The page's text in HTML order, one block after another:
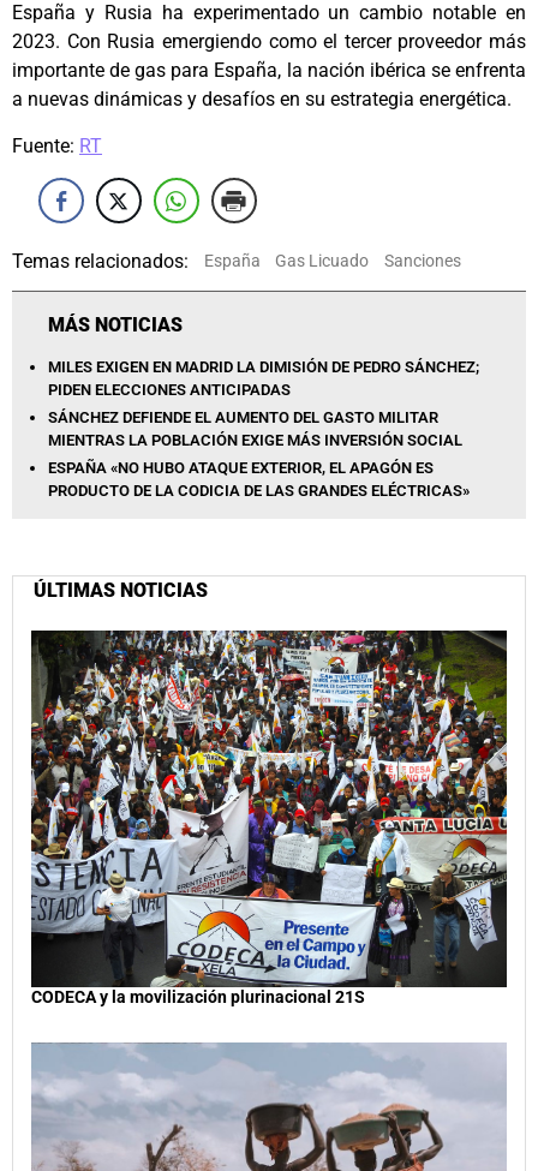
España y Rusia ha experimentado un cambio notable en
2023. Con Rusia emergiendo como el tercer proveedor más
importante de gas para España, la nación ibérica se enfrenta
a nuevas dinámicas y desafíos en su estrategia energética.
Fuente: RT
Temas relacionados: España Gas Licuado Sanciones
MÁS NOTICIAS
MILES EXIGEN EN MADRID LA DIMISIÓN DE PEDRO SÁNCHEZ;
PIDEN ELECCIONES ANTICIPADAS
SÁNCHEZ DEFIENDE EL AUMENTO DEL GASTO MILITAR
MIENTRAS LA POBLACIÓN EXIGE MÁS INVERSIÓN SOCIAL
ESPAÑA «NO HUBO ATAQUE EXTERIOR, EL APAGÓN ES
PRODUCTO DE LA CODICIA DE LAS GRANDES ELÉCTRICAS»
ÚLTIMAS NOTICIAS
CODECA y la movilización plurinacional 21S